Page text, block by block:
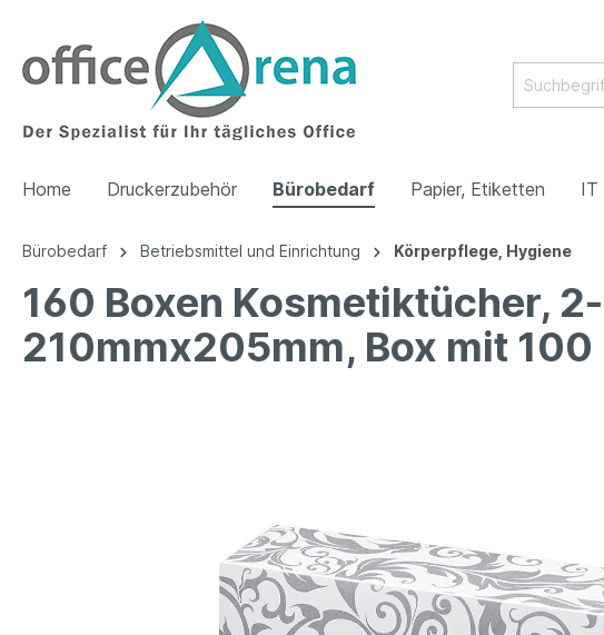
Home Druckerzubehör Bürobedarf Papier, Etiketten IT
Bürobedarf Betriebsmittel und Einrichtung Körperpflege, Hygiene
160 Boxen Kosmetiktücher,
210mmx205mm, Box mit